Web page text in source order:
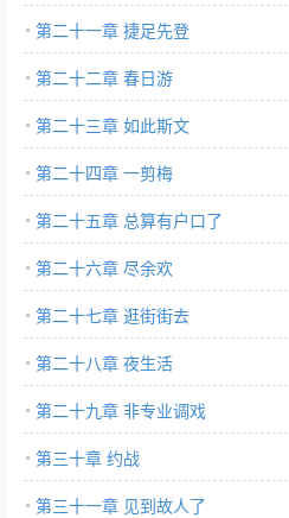
第二十一章 捷足先登
第二十二章 春日游
第二十三章 如此斯文
第二十四章 一剪梅
第二十五章 总算有户口了
第二十六章 尽余欢
第二十七章 逛街街去
第二十八章 夜生活
第二十九章 非专业调戏
第三十章 约战
第三十一章 见到故人了